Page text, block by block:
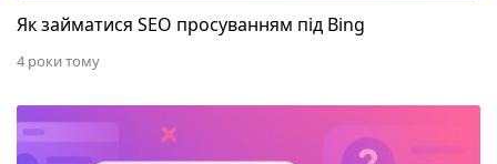
Як займатися SEO просуванням під Bing
4 роки тому
Чи покарає Google за використання згенерованих